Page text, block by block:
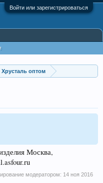
Войти или зарегистрироваться
Хрусталь оптом
Москва,
модератором: 14 ноя 2016